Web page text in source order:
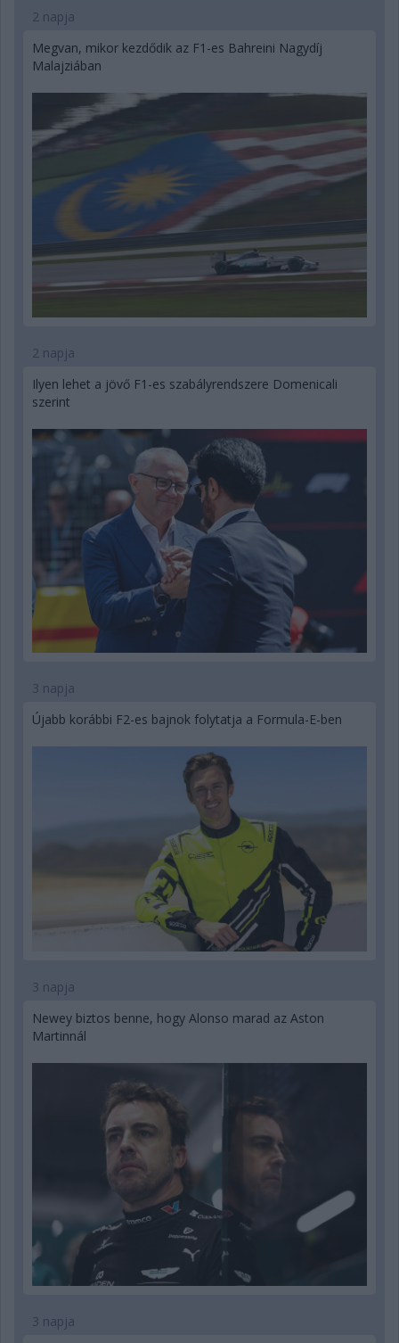
2 napja
Megvan, mikor kezdődik az F1-es Bahreini Nagydíj
Malajziában
2 napja
Ilyen lehet a jövő F1-es szabályrendszere Domenicali
szerint
3 napja
Újabb korábbi F2-es bajnok folytatja a Formula-E-ben
3 napja
Newey biztos benne, hogy Alonso marad az Aston
Martinnál
3 napja